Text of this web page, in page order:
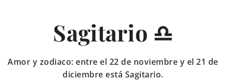
Sagitario ♎
Amor y zodiaco: entre el 22 de noviembre y el 21 de
diciembre está Sagitario.